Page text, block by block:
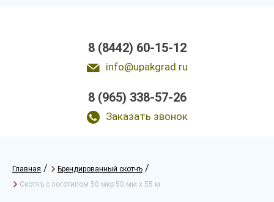
8 (8442) 60-15-12
info@upakgrad.ru
8 (965) 338-57-26
Заказать звонок
Главная / Брендированный скотчъ /
Скотчъ с логотипом 50 мкр 50 мм х 55 м